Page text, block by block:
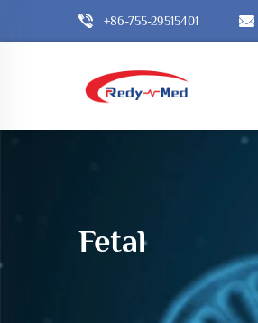
+86-755-29515401
Fetal